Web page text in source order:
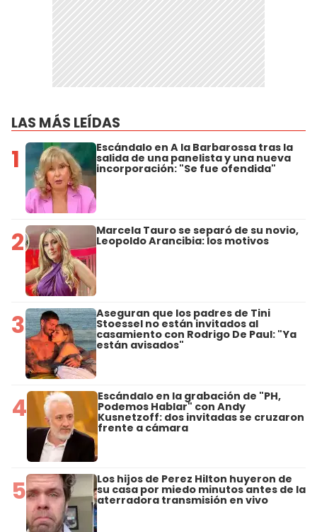
LAS MÁS LEÍDAS
1 Escándalo en A la Barbarossa tras la
salida de una panelista y una nueva
incorporación: "Se fue ofendida"
2 Marcela Tauro se separó de su novio,
Leopoldo Arancibia: los motivos
3 Aseguran que los padres de Tini
Stoessel no están invitados al
casamiento con Rodrigo De Paul: "Ya
están avisados"
4 Escándalo en la grabación de "PH,
Podemos Hablar" con Andy
Kusnetzoff: dos invitadas se cruzaron
frente a cámara
5 Los hijos de Perez Hilton huyeron de
su casa por miedo minutos antes de la
aterradora transmisión en vivo